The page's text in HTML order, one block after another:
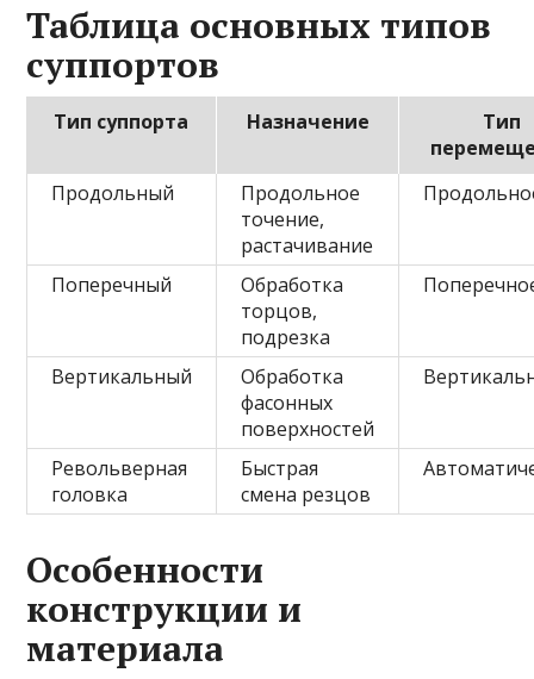
Таблица основных типов
суппортов
Тип суппорта Назначение
Тип
Продольный
Продольное
точение,
растачивание
Поперечный
Обработка
торцов,
подрезка
Вертикальный
Обработка
фасонных
поверхностей
Револьверная
головка
Быстрая
смена резцов
Особенности
конструкции и
материала